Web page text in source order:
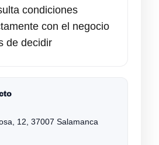
condiciones
con el negocio
de decidir
12, 37007 Salamanca